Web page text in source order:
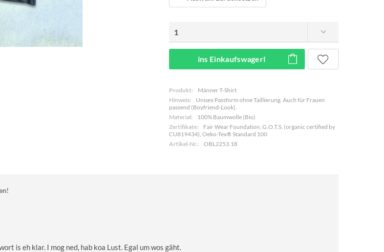
ins Einkaufswagerl
Produkt:
Männer T-Shirt
Hinweis:
Unisex Passform ohne Taillierung. Auch für Frauen
passend (Boyfriend-Look).
Material:
100% Baumwolle (Bio)
Zertifikate:
Fair Wear Foundation, G.O.T.S. (organic certified by
CU819434), Oeko-Tex® Standard 100
Artikel-Nr.:
OBL2253.18
is eh klar. I mog ned, hab koa Lust. Egal um wos gäht.